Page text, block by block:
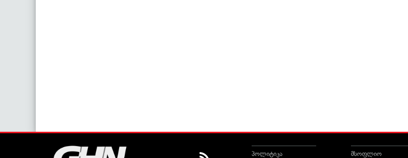
პოლიტიკა
მსოფლიო